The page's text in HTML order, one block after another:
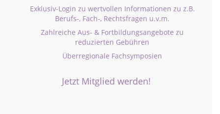
Exklusiv-Login zu wertvollen Informationen zu z.B.
Berufs-, Fach-, Rechtsfragen u.v.m.
Zahlreiche Aus- & Fortbildungsangebote zu
reduzierten Gebühren
Überregionale Fachsymposien
Jetzt Mitglied werden!